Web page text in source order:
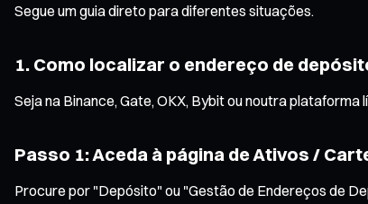
Segue um guia direto para diferentes situações.
1. Como localizar o endereço de
Seja na Binance, Gate, OKX, Bybit ou noutra plataforma
Passo 1: Aceda à página de Ativos /
Procure por "Depósito" ou "Gestão de Endereços de